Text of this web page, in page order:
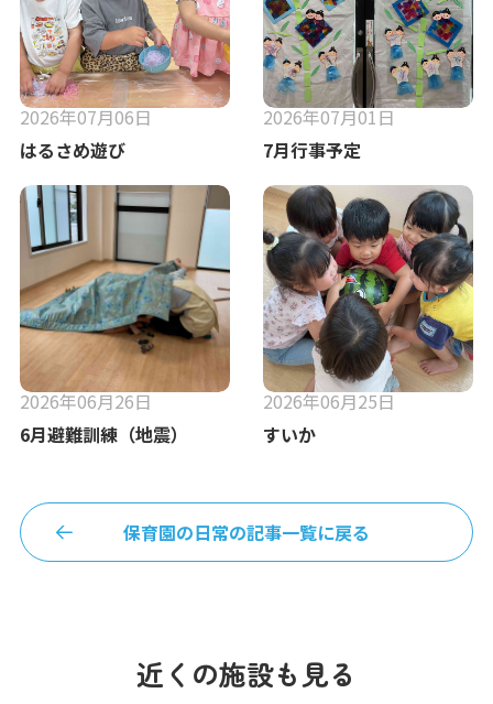
2026年07月06日
はるさめ遊び
2026年07月01日
7月行事予定
2026年06月26日
6月避難訓練（地震）
2026年06月25日
すいか
保育園の日常の記事一覧に戻る
近くの施設も見る